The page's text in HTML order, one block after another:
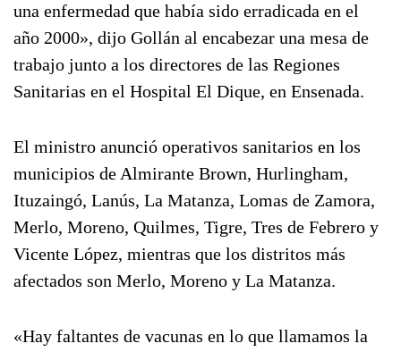
una enfermedad que había sido erradicada en el
año 2000», dijo Gollán al encabezar una mesa de
trabajo junto a los directores de las Regiones
Sanitarias en el Hospital El Dique, en Ensenada.
El ministro anunció operativos sanitarios en los
municipios de Almirante Brown, Hurlingham,
Ituzaingó, Lanús, La Matanza, Lomas de Zamora,
Merlo, Moreno, Quilmes, Tigre, Tres de Febrero y
Vicente López, mientras que los distritos más
afectados son Merlo, Moreno y La Matanza.
«Hay faltantes de vacunas en lo que llamamos la